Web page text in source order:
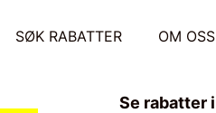
SØK RABATTER OM OSS
Se rabatter i